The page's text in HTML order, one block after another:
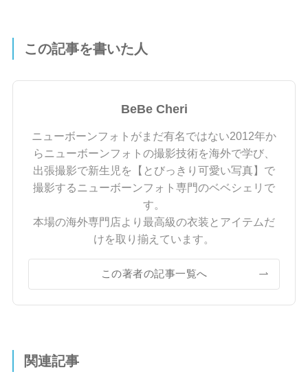
この記事を書いた人
BeBe Cheri
ニューボーンフォトがまだ有名ではない2012年か
らニューボーンフォトの撮影技術を海外で学び、
出張撮影で新生児を【とびっきり可愛い写真】で
撮影するニューボーンフォト専門のベベシェリで
す。
本場の海外専門店より最高級の衣装とアイテムだ
けを取り揃えています。
この著者の記事一覧へ
関連記事